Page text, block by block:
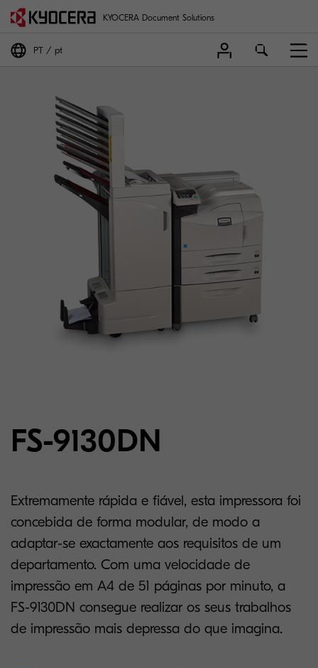
KYOCERA Document Solutions
PT pt
FS-9130DN
Extremamente rápida e fiável, esta impressora foi
concebida de forma modular, de modo a
adaptar-se exactamente aos requisitos de um
departamento. Com uma velocidade de
impressão em A4 de 51 páginas por minuto, a
FS-9130DN consegue realizar os seus trabalhos
de impressão mais depressa do que imagina.